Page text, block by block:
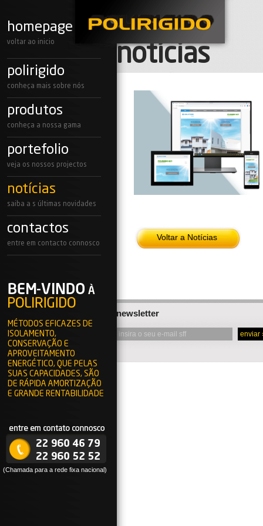
homepage
voltar ao inicio
polirigido
conheça mais sobre nós
produtos
conheça a nossa gama
portefolio
veja os nossos projectos
notícias
saiba a s últimas novidades
contactos
entre em contacto connosco
MÉTODOS EFICAZES DE
ISOLAMENTO,
CONSERVAÇÃO E
APROVEITAMENTO
ENERGÉTICO, QUE PELAS
SUAS CAPACIDADES, SÃO
DE RÁPIDA AMORTIZAÇÃO
E GRANDE RENTABILIDADE
(Chamada para a rede fixa nacional)
notícias
Voltar a Notícias
newsletter